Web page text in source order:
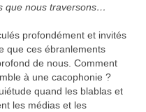
que nous traversons…
profondément et invités
que ces ébranlements
de nous. Comment
à une cacophonie ?
quand les blablas et
les médias et les